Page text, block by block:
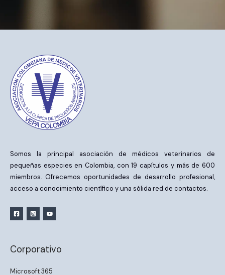
Somos la principal asociación de médicos veterinarios de
pequeñas especies en Colombia, con 19 capítulos y más de 600
miembros. Ofrecemos oportunidades de desarrollo profesional,
acceso a conocimiento científico y una sólida red de contactos.
Corporativo
Microsoft 365